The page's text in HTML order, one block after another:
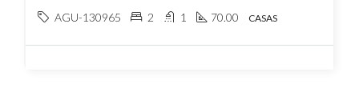
AGU-130965 2 1 70.00 CASAS